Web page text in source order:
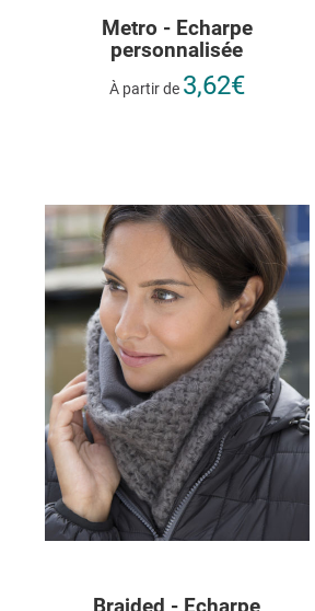
Metro - Echarpe
personnalisée
À partir de 3,62€
Braided - Echarpe